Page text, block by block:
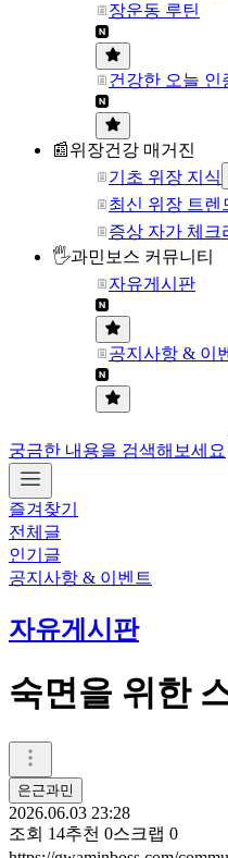
장운동 루틴
건강한 오늘 인
📰위장건강 매거진
기초 위장 지식
최신 위장 트렌
증상 자가 체크
🖐과민보스 커뮤니티
자유게시판
공지사항 & 이
궁금한 내용을 검색해보세요
즐겨찾기
전체글
인기글
공지사항 & 이벤트
자유게시판
숙면을 위한
은근과민
2026.06.03 23:28
조회 14추천 0스크랩 0